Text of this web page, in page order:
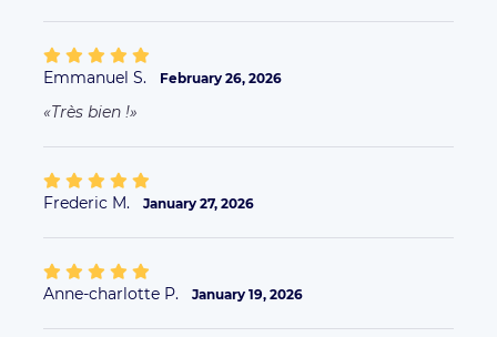
Emmanuel S. February 26, 2026
Très bien !
Frederic M. January 27, 2026
Anne-charlotte P. January 19, 2026